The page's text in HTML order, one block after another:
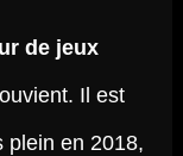
de jeux
Il est
plein en 2018,